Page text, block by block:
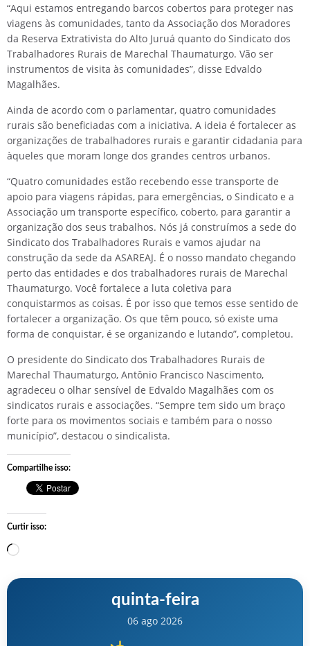
“Aqui estamos entregando barcos cobertos para proteger nas
viagens às comunidades, tanto da Associação dos Moradores
da Reserva Extrativista do Alto Juruá quanto do Sindicato dos
Trabalhadores Rurais de Marechal Thaumaturgo. Vão ser
instrumentos de visita às comunidades”, disse Edvaldo
Magalhães.
Ainda de acordo com o parlamentar, quatro comunidades
rurais são beneficiadas com a iniciativa. A ideia é fortalecer as
organizações de trabalhadores rurais e garantir cidadania para
àqueles que moram longe dos grandes centros urbanos.
“Quatro comunidades estão recebendo esse transporte de
apoio para viagens rápidas, para emergências, o Sindicato e a
Associação um transporte específico, coberto, para garantir a
organização dos seus trabalhos. Nós já construímos a sede do
Sindicato dos Trabalhadores Rurais e vamos ajudar na
construção da sede da ASAREAJ. É o nosso mandato chegando
perto das entidades e dos trabalhadores rurais de Marechal
Thaumaturgo. Você fortalece a luta coletiva para
conquistarmos as coisas. É por isso que temos esse sentido de
fortalecer a organização. Os que têm pouco, só existe uma
forma de conquistar, é se organizando e lutando”, completou.
O presidente do Sindicato dos Trabalhadores Rurais de
Marechal Thaumaturgo, Antônio Francisco Nascimento,
agradeceu o olhar sensível de Edvaldo Magalhães com os
sindicatos rurais e associações. “Sempre tem sido um braço
forte para os movimentos sociais e também para o nosso
município”, destacou o sindicalista.
Compartilhe isso:
Curtir isso:
Carregando…
quinta-feira
06 ago 2026